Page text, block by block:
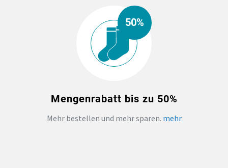
50%
Mengenrabatt bis zu 50%
Mehr bestellen und mehr sparen. mehr